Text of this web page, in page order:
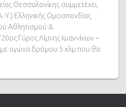
Θεσσαλονίκης συμμετέχει,
Υ.) Ελληνικής Ομοσπονδίας
Αθλητισμού &
Γύρος Λίμνης Ιωαννίνων –
αγώνα δρόμου 5 χλμ που θα